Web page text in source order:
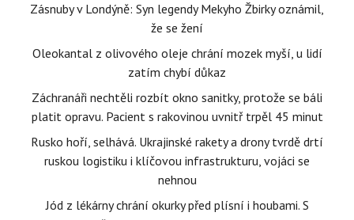
Zásnuby v Londýně: Syn legendy Mekyho Žbirky oznámil,
že se žení
Oleokantal z olivového oleje chrání mozek myší, u lidí
zatím chybí důkaz
Záchranáři nechtěli rozbít okno sanitky, protože se báli
platit opravu. Pacient s rakovinou uvnitř trpěl 45 minut
Rusko hoří, selhává. Ukrajinské rakety a drony tvrdě drtí
ruskou logistiku i klíčovou infrastrukturu, vojáci se
nehnou
Jód z lékárny chrání okurky před plísní i houbami. S